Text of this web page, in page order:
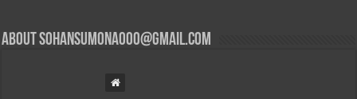
Aboutsohansumona000@gmail.com